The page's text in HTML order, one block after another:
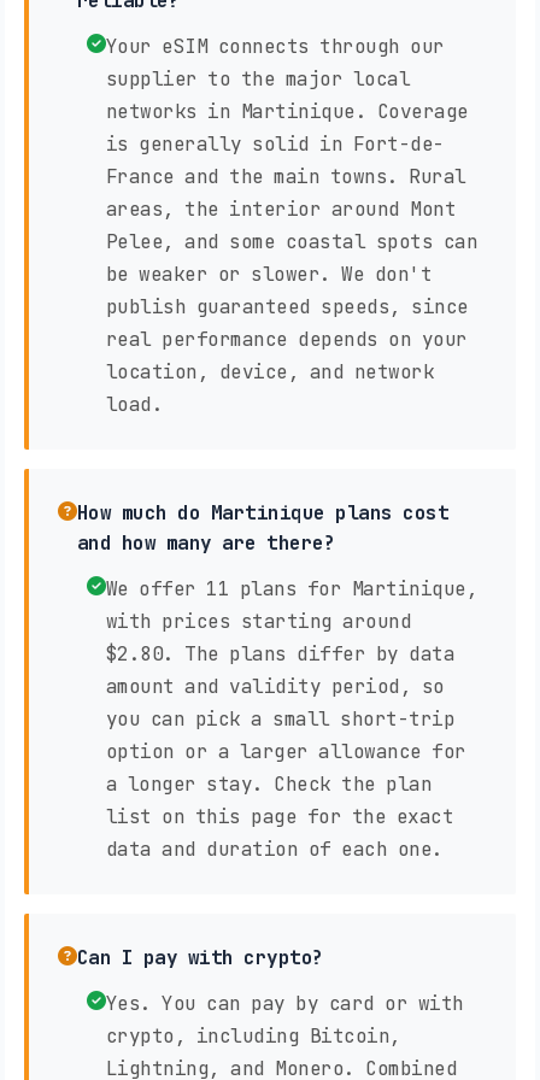
Your eSIM connects through our
supplier to the major local
networks in Martinique. Coverage
is generally solid in Fort-de-
France and the main towns. Rural
areas, the interior around Mont
Pelee, and some coastal spots can
be weaker or slower. We don't
publish guaranteed speeds, since
real performance depends on your
location, device, and network
load.
How much do Martinique plans cost
and how many are there?
We offer 11 plans for Martinique,
with prices starting around
$2.80. The plans differ by data
amount and validity period, so
you can pick a small short-trip
option or a larger allowance for
a longer stay. Check the plan
list on this page for the exact
data and duration of each one.
Can I pay with crypto?
Yes. You can pay by card or with
crypto, including Bitcoin,
Lightning, and Monero. Combined